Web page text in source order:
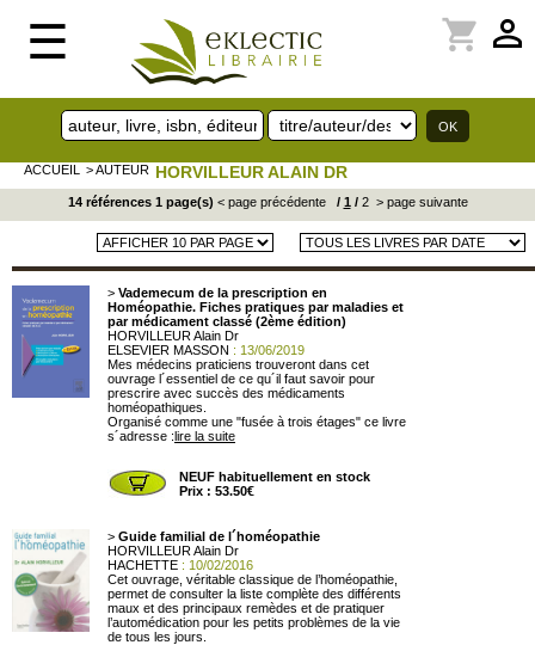
☰ perm_identity
shopping_cart
ACCUEIL > AUTEUR HORVILLEUR ALAIN DR
14 références 1 page(s) < page précédente/ 1 /2 > page suivante
> Vademecum de la prescription en
Homéopathie. Fiches pratiques par maladies et
par médicament classé (2ème édition)
HORVILLEUR Alain Dr
ELSEVIER MASSON : 13/06/2019
Mes médecins praticiens trouveront dans cet
ouvrage l´essentiel de ce qu´il faut savoir pour
prescrire avec succès des médicaments
homéopathiques.
Organisé comme une "fusée à trois étages" ce livre
s´adresse :lire la suite
NEUF habituellement en stock
Prix : 53.50€
> Guide familial de l´homéopathie
HORVILLEUR Alain Dr
HACHETTE : 10/02/2016
Cet ouvrage, véritable classique de l’homéopathie,
permet de consulter la liste complète des différents
maux et des principaux remèdes et de pratiquer
l’automédication pour les petits problèmes de la vie
de tous les jours.